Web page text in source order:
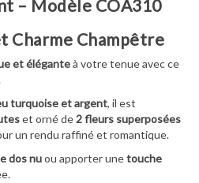
– Modèle COA310
Charme Champêtre
et éléganteà votre tenue avec ce
turquoise et argent, il est
et orné de2 fleurs superposées
un rendu raffiné et romantique.
dos nuou apporter unetouche